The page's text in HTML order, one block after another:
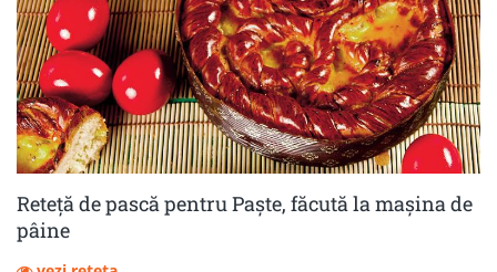
Reteță de pască pentru Paște, făcută la mașina de
pâine